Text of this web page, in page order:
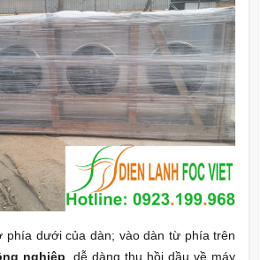
phía dưới của dàn; vào dàn từ phía trên
nghiệp , dễ dàng thu hồi dầu về máy